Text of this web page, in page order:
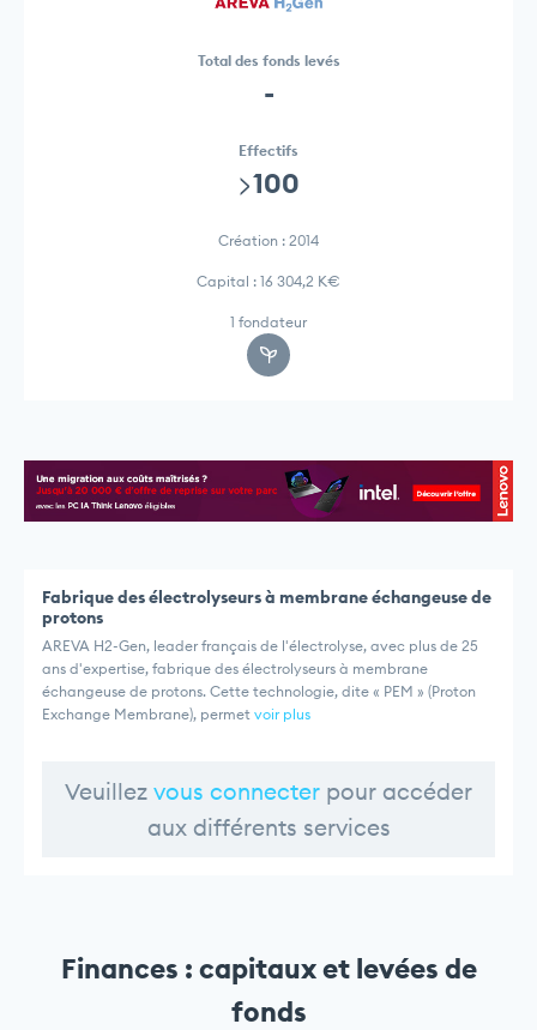
Total des fonds levés
-
Effectifs
>100
Création : 2014
Capital : 16 304,2 K€
1 fondateur
Fabrique des électrolyseurs à membrane échangeuse de
protons
AREVA H2-Gen, leader français de l'électrolyse, avec plus de 25
ans d'expertise, fabrique des électrolyseurs à membrane
échangeuse de protons. Cette technologie, dite « PEM » (Proton
Exchange Membrane), permet voir plus
Veuillez vous connecter pour accéder
aux différents services
Finances : capitaux et levées de
fonds